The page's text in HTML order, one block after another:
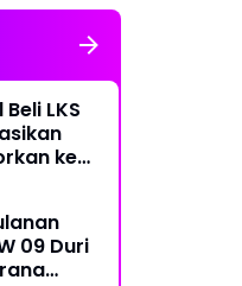
LKS
ke
Desak
09 Duri